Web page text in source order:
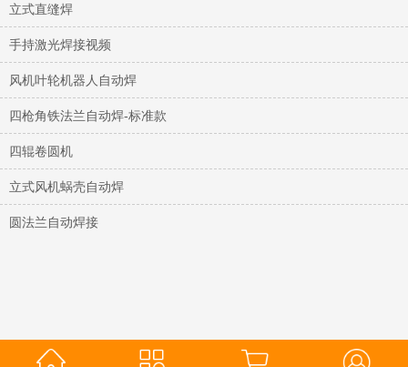
立式直缝焊
手持激光焊接视频
风机叶轮机器人自动焊
四枪角铁法兰自动焊-标准款
四辊卷圆机
立式风机蜗壳自动焊
圆法兰自动焊接